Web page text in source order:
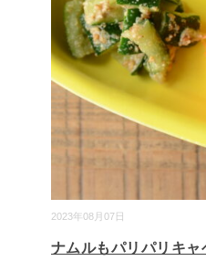
2023年08月07日
ナムルもパリパリキ